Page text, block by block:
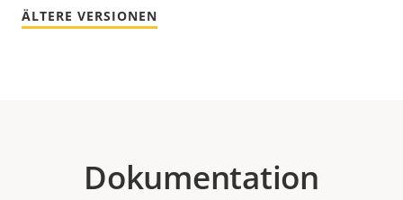
ÄLTERE VERSIONEN
Dokumentation